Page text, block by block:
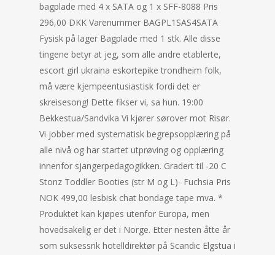
bagplade med 4 x SATA og 1 x SFF-8088 Pris
296,00 DKK Varenummer BAGPL1SAS4SATA
Fysisk på lager Bagplade med 1 stk. Alle disse
tingene betyr at jeg, som alle andre etablerte,
escort girl ukraina eskortepike trondheim folk,
må være kjempeentusiastisk fordi det er
skreisesong! Dette fikser vi, sa hun. 19:00
Bekkestua/Sandvika Vi kjører sørover mot Risør.
Vi jobber med systematisk begrepsopplæring på
alle nivå og har startet utprøving og opplæring
innenfor sjangerpedagogikken. Gradert til -20 C
Stonz Toddler Booties (str M og L)- Fuchsia Pris
NOK 499,00 lesbisk chat bondage tape mva. *
Produktet kan kjøpes utenfor Europa, men
hovedsakelig er det i Norge. Etter nesten åtte år
som suksessrik hotelldirektør på Scandic Elgstua i